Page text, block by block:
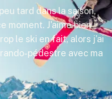
tard dans la saison,
moment. J'aime bien
le ski en fait, alors j'ai
pédestre avec ma